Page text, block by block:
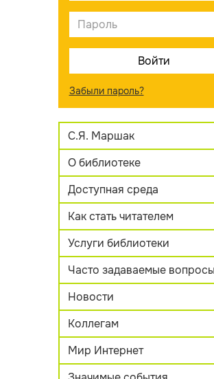
Забыли пароль?
С.Я. Маршак
О библиотеке
Доступная среда
Как стать читателем
Услуги библиотеки
Часто задаваемые вопросы
Новости
Коллегам
Мир Интернет